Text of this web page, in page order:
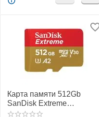
Карта памяти 512Gb
SanDisk Extreme
microSDXC Class 10